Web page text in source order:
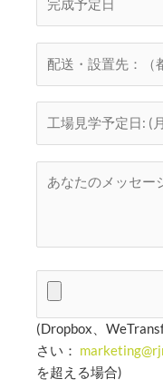
(Dropbox、
さい：
を超える場合)